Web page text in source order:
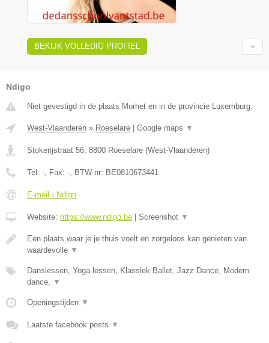
BEKIJK VOLLEDIG PROFIEL
Ndigo
Niet gevestigd in de plaats Morhet en in de provincie Luxemburg.
West-Vlaanderen » Roeselare | Google maps ▼
Stokerijstraat 56 8800 Roeselare (West-Vlaanderen)
Tel: - , Fax: - , BTW-nr: BE0810673441
E-mail › Ndigo
Website: https://www.ndigo.be | Screenshot ▼
Een plaats waar je je thuis voelt en zorgeloos kan genieten van
waardevolle ▼
Danslessen, Yoga lessen, Klassiek Ballet, Jazz Dance, Modern
dance,
▼
Openingstijden ▼
Laatste facebook posts ▼